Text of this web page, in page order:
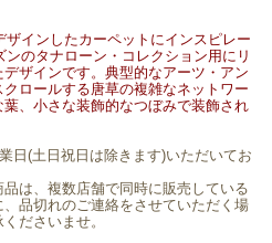
インしたカーペットにインスピレー
のタナローン・コレクション用にリ
ザインです。典型的なアーツ・アン
ロールする唐草の複雑なネットワー
、小さな装飾的なつぼみで装飾され
日(土日祝日は除きます)いただいてお
は、複数店舗で同時に販売している
品切れのご連絡をさせていただく場
ださいませ。